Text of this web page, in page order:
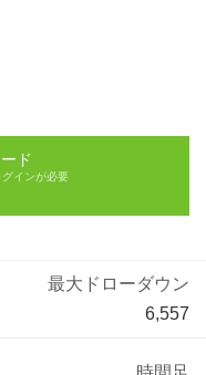
ド
インが必要
最大ドローダウン
6,557